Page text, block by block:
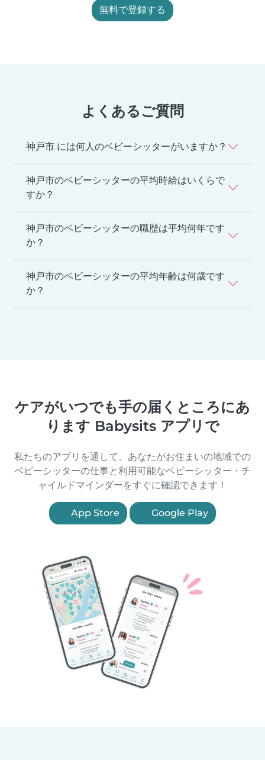
無料で登録する
よくあるご質問
神戸市 には何人のベビーシッターがいますか？
神戸市のベビーシッターの平均時給はいくらで
すか？
神戸市のベビーシッターの職歴は平均何年です
か？
神戸市のベビーシッターの平均年齢は何歳です
か？
ケアがいつでも手の届くところにあ
ります Babysits アプリで
私たちのアプリを通して、あなたがお住まいの地域での
ベビーシッターの仕事と利用可能なベビーシッター・チ
ャイルドマインダーをすぐに確認できます！
App Store Google Play